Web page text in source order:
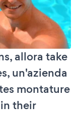
allora take
un'azienda
montature
their